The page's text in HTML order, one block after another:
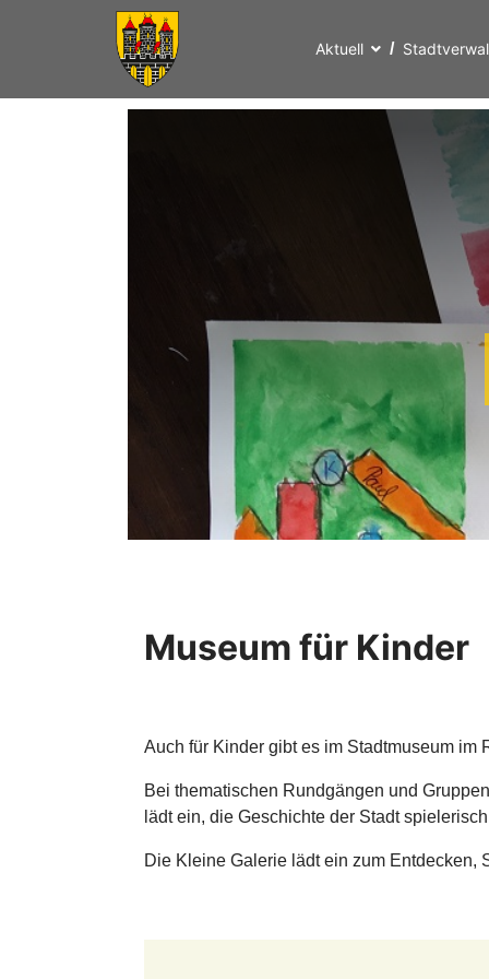
Aktuell
Museum für Kinder
Auch für Kinder gibt es im Stadtmuseum
Bei thematischen Rundgängen und
lädt ein, die Geschichte der Stadt
Die Kleine Galerie lädt ein zum Entdecken,